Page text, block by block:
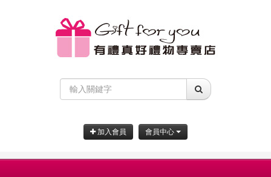
加入會員 會員中心